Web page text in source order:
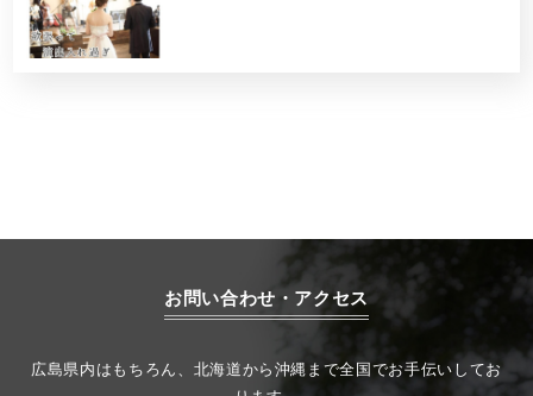
お問い合わせ・アクセス
広島県内はもちろん、北海道から沖縄まで全国でお手伝いしてお